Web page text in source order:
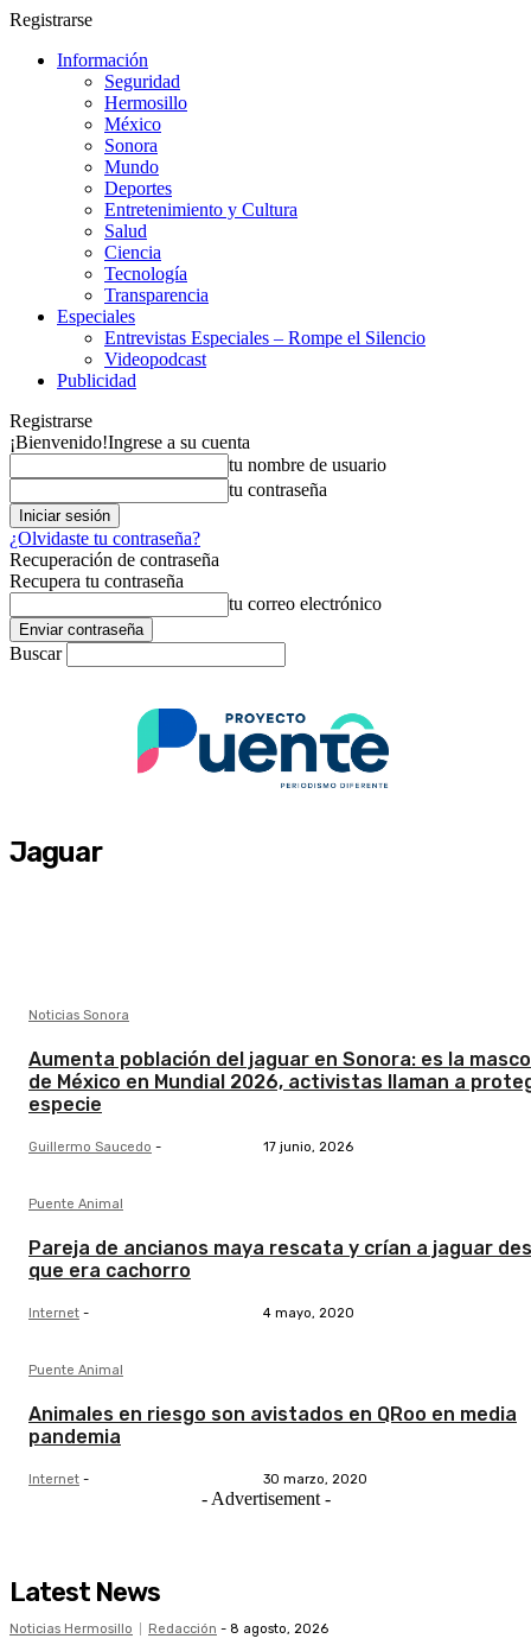
Registrarse
Información
Seguridad
Hermosillo
México
Sonora
Mundo
Deportes
Entretenimiento y Cultura
Salud
Ciencia
Tecnología
Transparencia
Especiales
Entrevistas Especiales – Rompe el Silencio
Videopodcast
Publicidad
Registrarse
¡Bienvenido!Ingrese a su cuenta
tu nombre de usuario
tu contraseña
¿Olvidaste tu contraseña?
Recuperación de contraseña
Recupera tu contraseña
tu correo electrónico
Buscar
Jaguar
Noticias Sonora
Aumenta población del jaguar en Sonora: es la
de México en Mundial 2026, activistas llaman a
especie
Guillermo Saucedo - 17 junio, 2026
Puente Animal
Pareja de ancianos maya rescata y crían a jaguar
que era cachorro
Internet - 4 mayo, 2020
Puente Animal
Animales en riesgo son avistados en QRoo en media
pandemia
Internet - 30 marzo, 2020
- Advertisement -
Latest News
Noticias Hermosillo Redacción - 8 agosto, 2026